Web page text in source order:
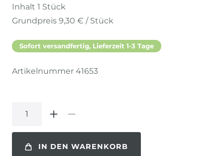
Inhalt 1 Stück
Grundpreis 9,30 € / Stück
Sofort versandfertig, Lieferzeit 1-3 Tage
Artikelnummer 41653
IN DEN WARENKORB